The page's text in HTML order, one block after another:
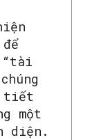
“tài
tiết
một
diện.